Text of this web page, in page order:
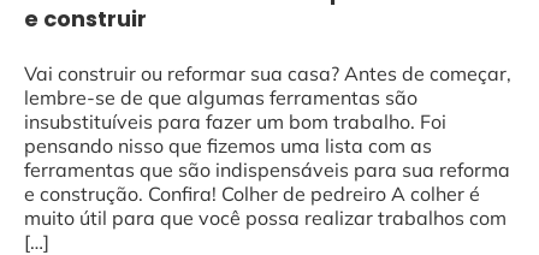
e construir
Vai construir ou reformar sua casa? Antes de começar,
lembre-se de que algumas ferramentas são
insubstituíveis para fazer um bom trabalho. Foi
pensando nisso que fizemos uma lista com as
ferramentas que são indispensáveis para sua reforma
e construção. Confira! Colher de pedreiro A colher é
muito útil para que você possa realizar trabalhos com
[…]